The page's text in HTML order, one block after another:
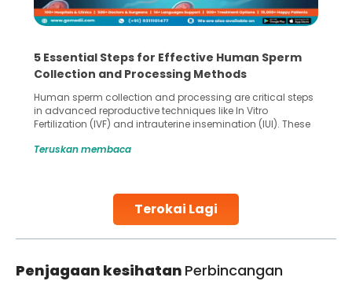
Terokai Lagi
5 Essential Steps for Effective Human Sperm
Collection and Processing Methods
Human sperm collection and processing are critical steps
in advanced reproductive techniques like In Vitro
Fertilization (IVF) and intrauterine insemination (IUI). These
challenges and help couples achieve their dream of
collected, they process the
Teruskan membaca
Penjagaan kesihatan Perbincangan